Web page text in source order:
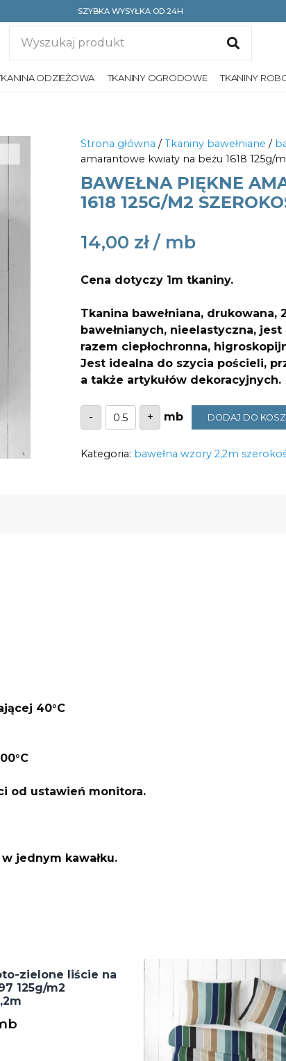
SZYBKA WYSYŁKA OD 24H
ODZIEŻOWA TKANINY OGRODOWE TKANINY
Strona główna /Tkaniny bawełniane /
amarantowe kwiaty na beżu 1618 125g/
BAWEŁNA PIĘKNE
1618 125G/M2
14,00 zł
Cena dotyczy 1m tkaniny.
Tkanina bawełniana, drukowana,
bawełnianych, nieelastyczna,
razem ciepłochronna,
Jest idealna do szycia pościeli,
a także artykułów dekoracyjnych.
-
ilość
Bawełna
piękne
kwiaty
+ DODAJ DO
Kategoria: bawełna wzory 2,2m
40°C
od ustawień monitora.
jednym kawałku.
zielone liście na
125g/m2